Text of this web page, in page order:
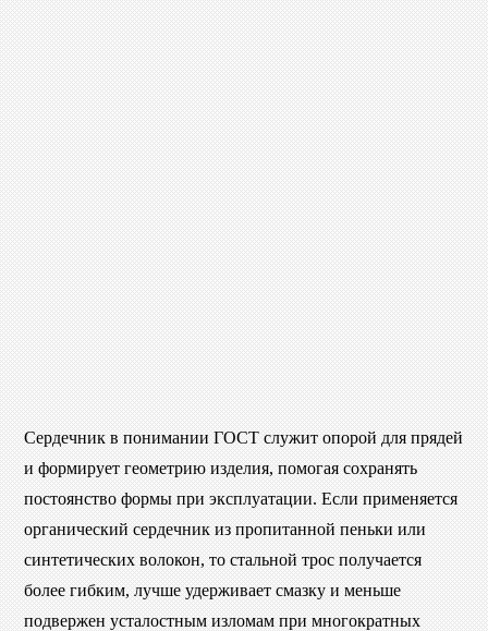
Сердечник в понимании ГОСТ служит опорой для прядей
и формирует геометрию изделия, помогая сохранять
постоянство формы при эксплуатации. Если применяется
органический сердечник из пропитанной пеньки или
синтетических волокон, то стальной трос получается
более гибким, лучше удерживает смазку и меньше
подвержен усталостным изломам при многократных